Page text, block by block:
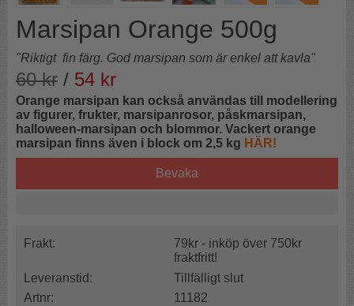
Marsipan Orange 500g
"Riktigt fin färg. God marsipan som är enkel att kavla"
60kr / 54 kr
Orange marsipan kan också användas till modellering
av figurer, frukter, marsipanrosor, påskmarsipan,
halloween-marsipan och blommor. Vackert orange
marsipan finns även i block om 2,5 kg HÄR!
Bevaka
Frakt:
79kr - inköp över 750kr
fraktfritt!
Leveranstid:
Tillfälligt slut
Artnr:
11182